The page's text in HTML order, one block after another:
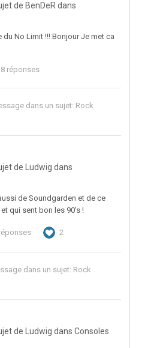
de BenDeR dans
du No Limit !!! Bonjour Je met ca
réponses
dans un sujet: Rock
de Ludwig dans
de Soundgarden et de ce
qui sent bon les 90's !
2
dans un sujet: Rock
de Ludwig dans Consoles